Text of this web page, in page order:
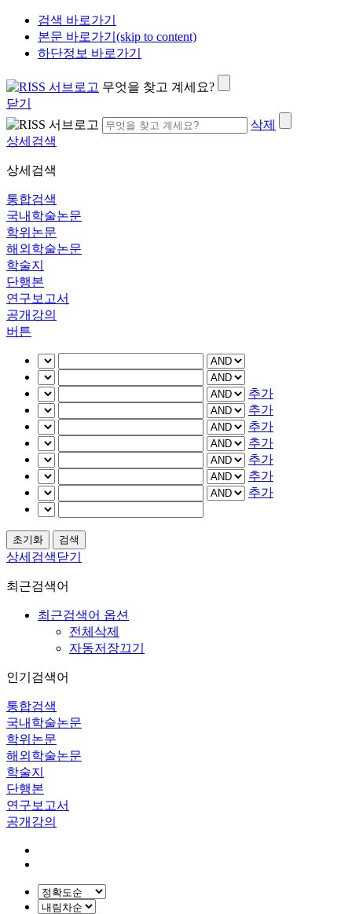
검색 바로가기
본문 바로가기(skip to content)
하단정보 바로가기
무엇을 찾고 계세요?
닫기
삭제
상세검색
상세검색
통합검색
국내학술논문
학위논문
해외학술논문
학술지
단행본
연구보고서
공개강의
버튼
추가
추가
추가
추가
추가
추가
추가
상세검색닫기
최근검색어
최근검색어 옵션
전체삭제
자동저장끄기
인기검색어
통합검색
국내학술논문
학위논문
해외학술논문
학술지
단행본
연구보고서
공개강의